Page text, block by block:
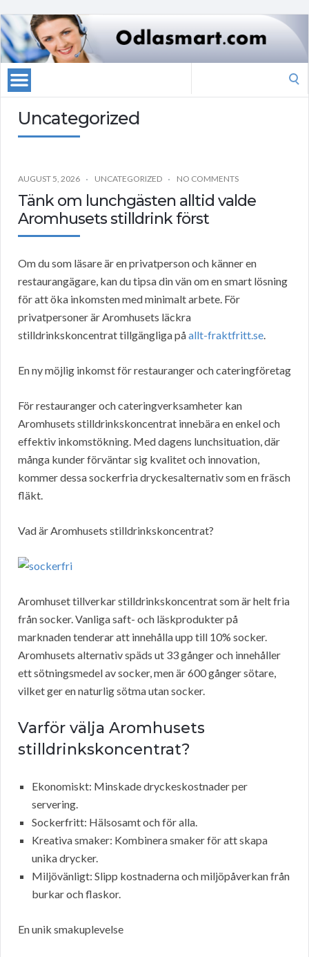
Uncategorized
AUGUST 5, 2026 UNCATEGORIZED NO COMMENTS
Tänk om lunchgästen alltid valde
Aromhusets stilldrink först
Om du som läsare är en privatperson och känner en
restaurangägare, kan du tipsa din vän om en smart lösning
för att öka inkomsten med minimalt arbete. För
privatpersoner är Aromhusets läckra
stilldrinkskoncentrat tillgängliga påallt-fraktfritt.se.
En ny möjlig inkomst för restauranger och cateringföretag
För restauranger och cateringverksamheter kan
Aromhusets stilldrinkskoncentrat innebära en enkel och
effektiv inkomstökning. Med dagens lunchsituation, där
många kunder förväntar sig kvalitet och innovation,
kommer dessa sockerfria dryckesalternativ som en fräsch
fläkt.
Vad är Aromhusets stilldrinkskoncentrat?
Aromhuset tillverkar stilldrinkskoncentrat som är helt fria
från socker. Vanliga saft- och läskprodukter på
marknaden tenderar att innehålla upp till 10% socker.
Aromhusets alternativ späds ut 33 gånger och innehåller
ett sötningsmedel av socker, men är 600 gånger sötare,
vilket ger en naturlig sötma utan socker.
Varför välja Aromhusets
stilldrinkskoncentrat?
Ekonomiskt: Minskade dryckeskostnader per
servering.
Sockerfritt: Hälsosamt och för alla.
Kreativa smaker: Kombinera smaker för att skapa
unika drycker.
Miljövänligt: Slipp kostnaderna och miljöpåverkan från
burkar och flaskor.
En unik smakuplevelse